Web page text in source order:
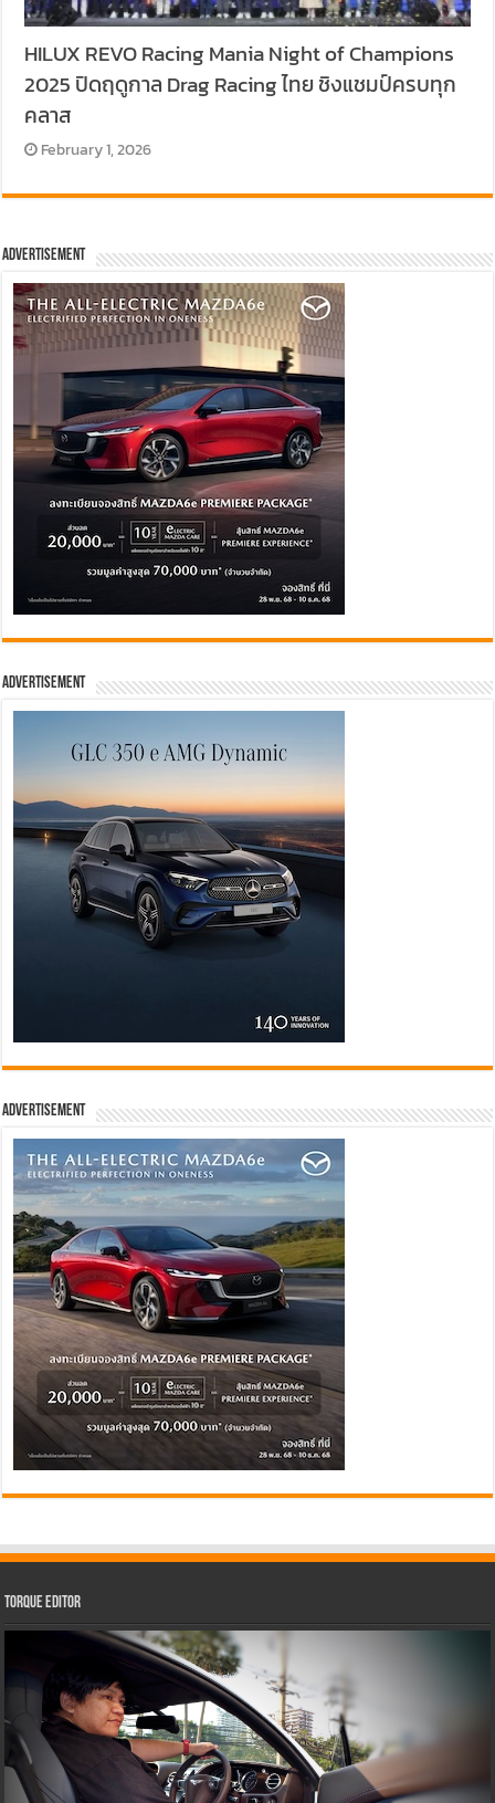
HILUX REVO Racing Mania Night of Champions
2025 ปิดฤดูกาล Drag Racing ไทย ชิงแชมป์ครบทุก
คลาส
February 1, 2026
Advertisement
Advertisement
Advertisement
Torque Editor